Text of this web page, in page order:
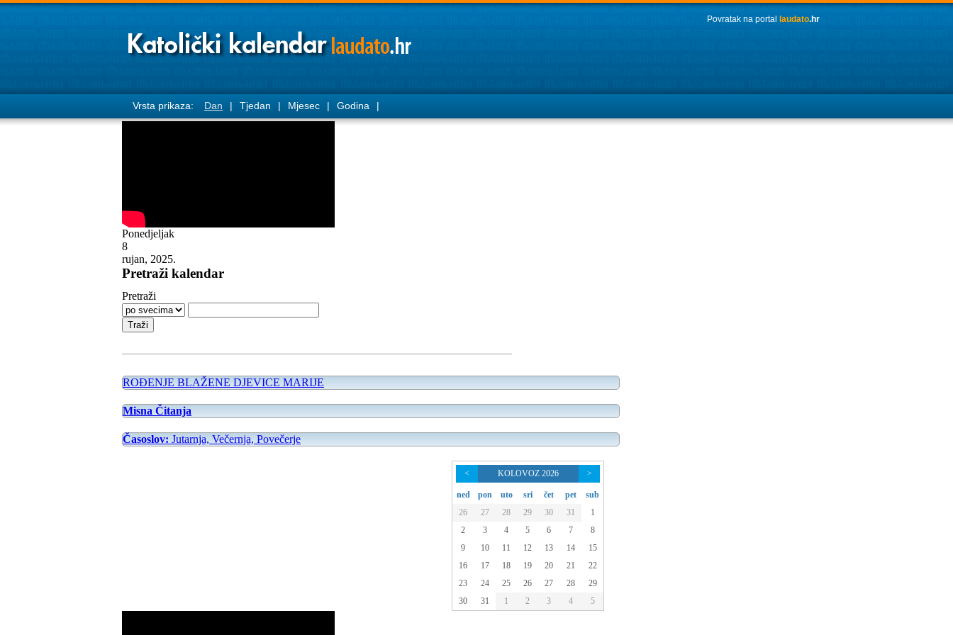
Povratak na portal laudato.hr
Vrsta prikaza: Dan | Tjedan | Mjesec | Godina |
Ponedjeljak
8
rujan, 2025.
Pretraži kalendar
Pretraži
ROĐENJE BLAŽENE DJEVICE MARIJE
Misna Čitanja
Časoslov: Jutarnja, Večernja, Povečerje
< KOLOVOZ 2026 >
ned pon uto sri čet pet
sub
26
27 28 29 30 31
1
2
3 4 5 6 7
8
9
10 11 12 13 14
15
16
17 18 19 20 21
22
23
24 25 26 27 28
29
30
31 1 2 3 4 5